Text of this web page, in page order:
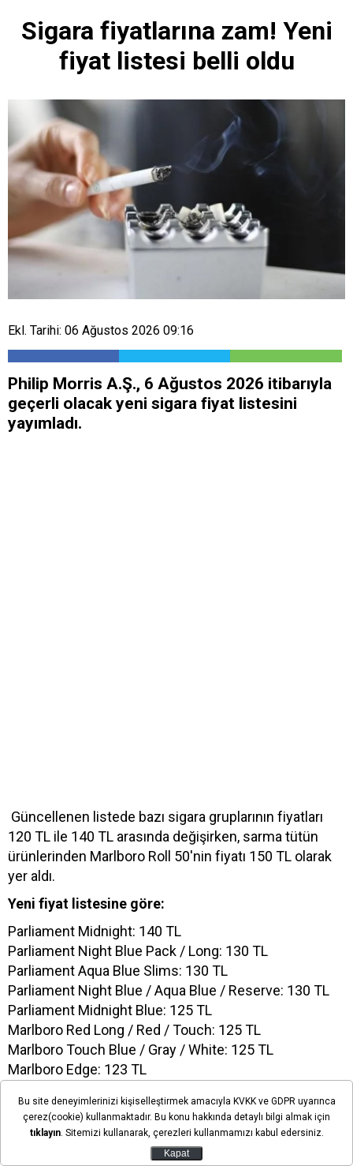
Sigara fiyatlarına zam! Yeni
fiyat listesi belli oldu
Ekl. Tarihi: 06 Ağustos 2026 09:16
Philip Morris A.Ş., 6 Ağustos 2026 itibarıyla
geçerli olacak yeni sigara fiyat listesini
yayımladı.
Güncellenen listede bazı sigara gruplarının fiyatları
120 TL ile 140 TL arasında değişirken, sarma tütün
ürünlerinden Marlboro Roll 50'nin fiyatı 150 TL olarak
yer aldı.
Yeni fiyat listesine göre:
Parliament Midnight: 140 TL
Parliament Night Blue Pack / Long: 130 TL
Parliament Aqua Blue Slims: 130 TL
Parliament Night Blue / Aqua Blue / Reserve: 130 TL
Parliament Midnight Blue: 125 TL
Marlboro Red Long / Red / Touch: 125 TL
Marlboro Touch Blue / Gray / White: 125 TL
Marlboro Edge: 123 TL
Marlboro Edge Blue: 120 TL
Muratti: 122 TL
Bu site deneyimlerinizi kişiselleştirmek amacıyla KVKK ve GDPR uyarınca
çerez(cookie) kullanmaktadır. Bu konu hakkında detaylı bilgi almak için
tıklayın. Sitemizi kullanarak, çerezleri kullanmamızı kabul edersiniz.
Kapat